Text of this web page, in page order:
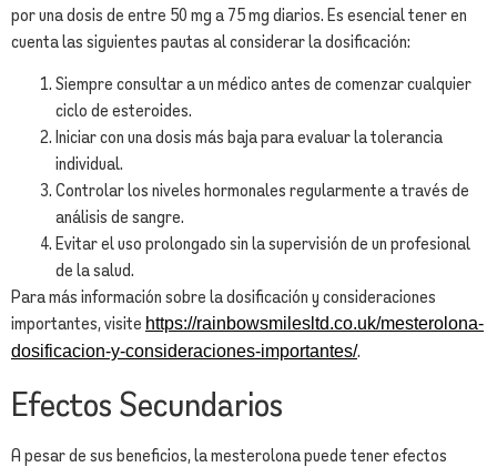
por una dosis de entre 50 mg a 75 mg diarios. Es esencial tener en
cuenta las siguientes pautas al considerar la dosificación:
Siempre consultar a un médico antes de comenzar cualquier
ciclo de esteroides.
Iniciar con una dosis más baja para evaluar la tolerancia
individual.
Controlar los niveles hormonales regularmente a través de
análisis de sangre.
Evitar el uso prolongado sin la supervisión de un profesional
de la salud.
Para más información sobre la dosificación y consideraciones
importantes, visite https://rainbowsmilesltd.co.uk/mesterolona-
dosificacion-y-consideraciones-importantes/.
Efectos Secundarios
A pesar de sus beneficios, la mesterolona puede tener efectos